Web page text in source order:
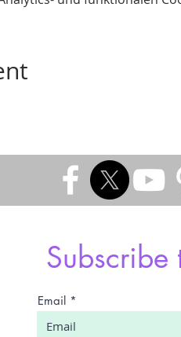
Subscribe
Email